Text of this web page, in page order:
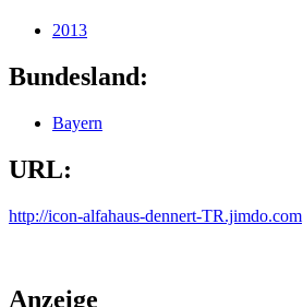
2013
Bundesland:
Bayern
URL:
http://icon-alfahaus-dennert-TR.jimdo.com
Anzeige